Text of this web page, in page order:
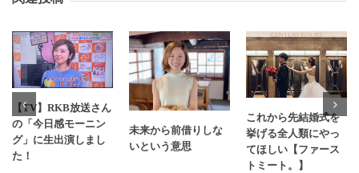
【TV】RKB放送さん
の「今日感モーニン
グ」に生出演しまし
た！
未来から前借りしな
いという意思
これから先結婚式を
挙げる全人類にやっ
てほしい【ファース
トミート。】